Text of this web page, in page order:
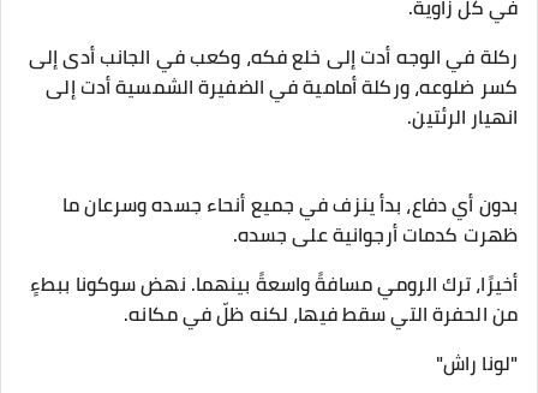
في كل زاوية.
ركلة في الوجه أدت إلى خلع فكه، وكعب في الجانب أدى إلى
كسر ضلوعه، وركلة أمامية في الضفيرة الشمسية أدت إلى
انهيار الرئتين.
بدون أي دفاع، بدأ ينزف في جميع أنحاء جسده وسرعان ما
ظهرت كدمات أرجوانية على جسده.
أخيرًا، ترك الرومي مسافةً واسعةً بينهما. نهض سوكونا ببطءٍ
من الحفرة التي سقط فيها، لكنه ظلّ في مكانه.
"لونا راش"